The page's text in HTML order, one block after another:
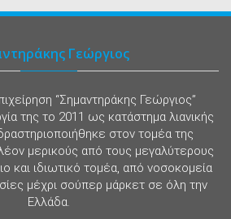
Γεώργιος
“Σημαντηράκης Γεώργιος”
της το 2011 ως κατάστημα λιανικής
στον τομέα της
μερικούς από τους μεγαλύτερους
και ιδιωτικό τομέα, από νοσοκομεία
μέχρι σούπερ μάρκετ σε όλη την
Ελλάδα.